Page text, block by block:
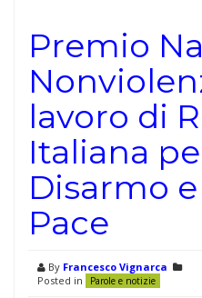
Premio
lavoro di
Italiana
Disarmo
Pace
By Francesco Vignarca
Posted in
Parole e notizie